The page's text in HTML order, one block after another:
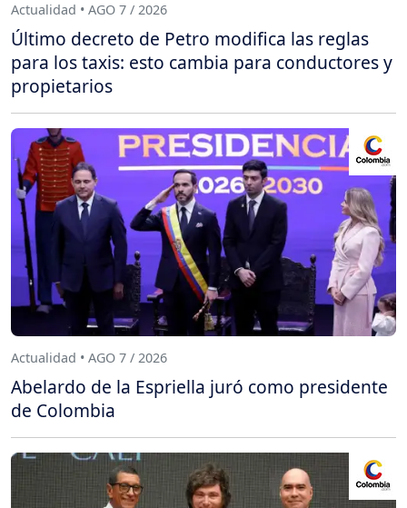
Actualidad • AGO 7 / 2026
Último decreto de Petro modifica las reglas
para los taxis: esto cambia para conductores y
propietarios
Actualidad • AGO 7 / 2026
Abelardo de la Espriella juró como presidente
de Colombia